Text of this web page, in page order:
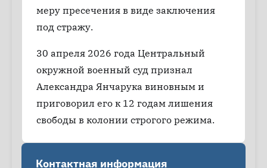
меру пресечения в виде заключения
под стражу.
30 апреля 2026 года Центральный
окружной военный суд признал
Александра Янчарука виновным и
приговорил его к 12 годам лишения
свободы в колонии строгого режима.
Контактная информация